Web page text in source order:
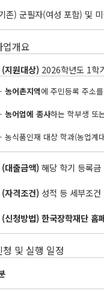
존) 군필자(여성 포함) 및
업개요
(지원대상) 2026학년도 1학
- 농어촌지역에 주민등록 주소
- 농어업에 종사하는 학부생 또
- 농식품인재 대상 학과(농업계
(대출금액)해당 학기 등록금
(자격조건) 성적 등 세부조
(신청방법)한국장학재단 홈
청 및 실행 일정